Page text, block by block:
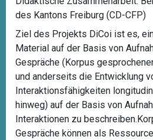
des Kantons Freiburg (CD-CFP)
Ziel des Projekts DiCoi ist es,
Material auf der Basis von
Gespräche (Korpus
und anderseits die Entwicklung
Interaktionsfähigkeiten
hinweg) auf der Basis von
Interaktionen zu
Gespräche können als